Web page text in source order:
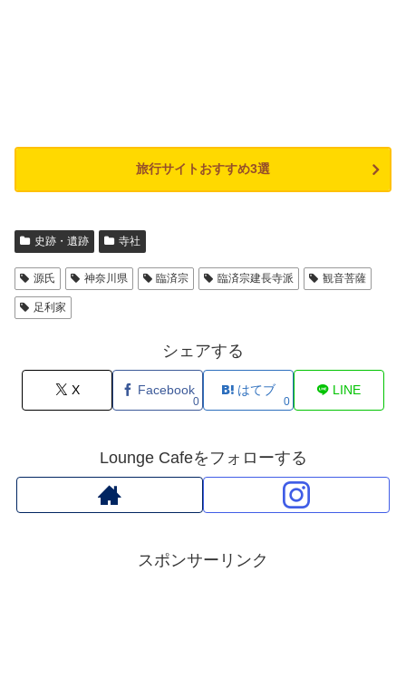
旅行サイトおすすめ3選
史跡・遺跡 寺社
源氏 神奈川県 臨済宗 臨済宗建長寺派 観音菩薩
足利家
シェアする
X Facebook
0
はてブ
0
LINE
Lounge Cafeをフォローする
スポンサーリンク